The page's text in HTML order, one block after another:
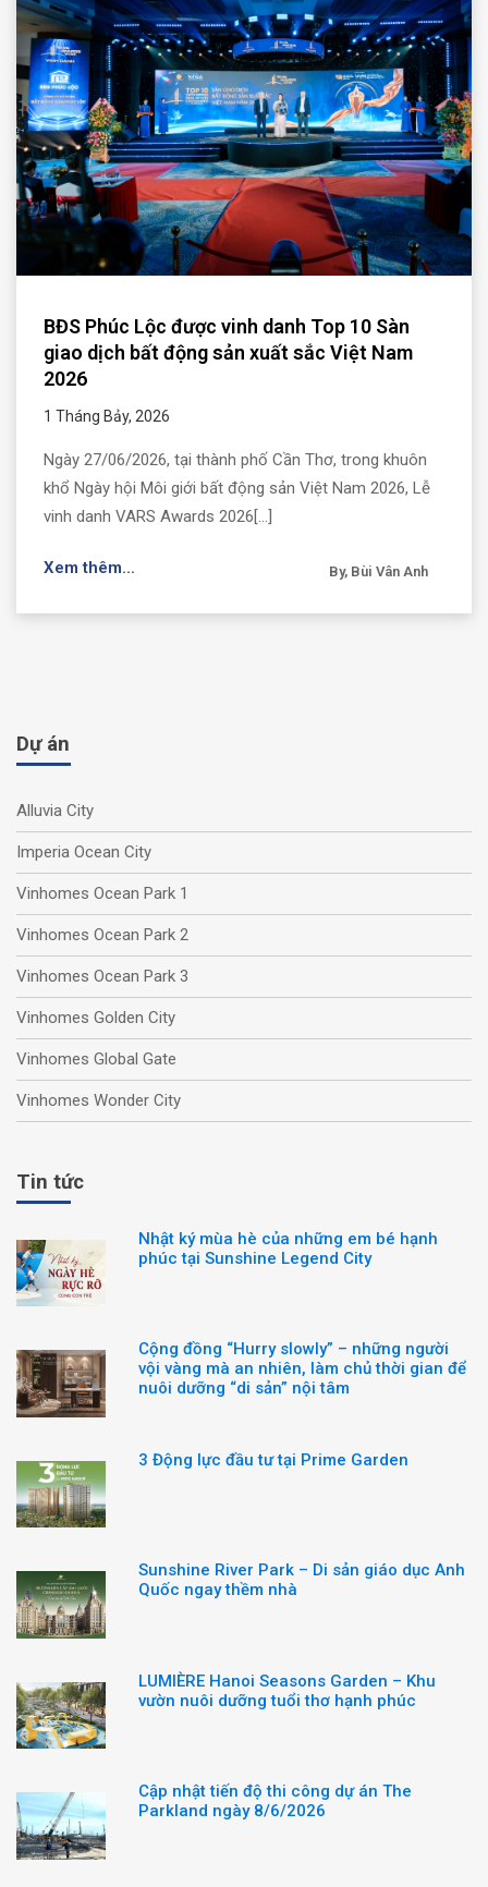
BĐS Phúc Lộc được vinh danh Top 10 Sàn
giao dịch bất động sản xuất sắc Việt Nam
2026
1 Tháng Bảy, 2026
Ngày 27/06/2026, tại thành phố Cần Thơ, trong khuôn
khổ Ngày hội Môi giới bất động sản Việt Nam 2026, Lễ
vinh danh VARS Awards 2026[...]
Xem thêm... By, Bùi Vân Anh
Dự án
Alluvia City
Imperia Ocean City
Vinhomes Ocean Park 1
Vinhomes Ocean Park 2
Vinhomes Ocean Park 3
Vinhomes Golden City
Vinhomes Global Gate
Vinhomes Wonder City
Tin tức
Nhật ký mùa hè của những em bé hạnh
phúc tại Sunshine Legend City
Cộng đồng “Hurry slowly” – những người
vội vàng mà an nhiên, làm chủ thời gian để
nuôi dưỡng “di sản” nội tâm
3 Động lực đầu tư tại Prime Garden
Sunshine River Park – Di sản giáo dục Anh
Quốc ngay thềm nhà
LUMIÈRE Hanoi Seasons Garden – Khu
vườn nuôi dưỡng tuổi thơ hạnh phúc
Cập nhật tiến độ thi công dự án The
Parkland ngày 8/6/2026